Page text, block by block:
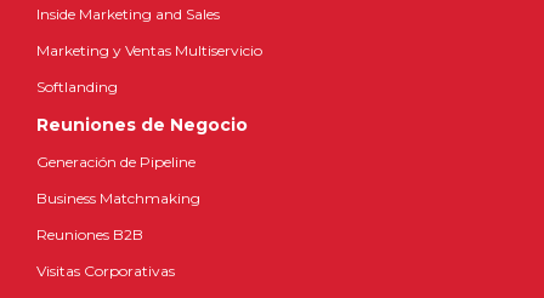
Inside Marketing and Sales
Marketing y Ventas Multiservicio
Softlanding
Reuniones de Negocio
Generación de Pipeline
Business Matchmaking
Reuniones B2B
Visitas Corporativas